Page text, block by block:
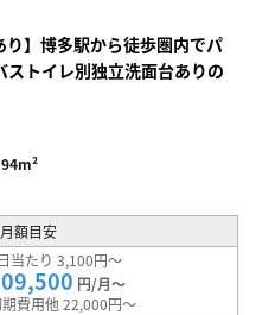
り】博多駅から徒歩圏内でパ
トイレ別独立洗面台ありの
月額目安
当たり 3,100円～
円/月～
費用他 22,000円～